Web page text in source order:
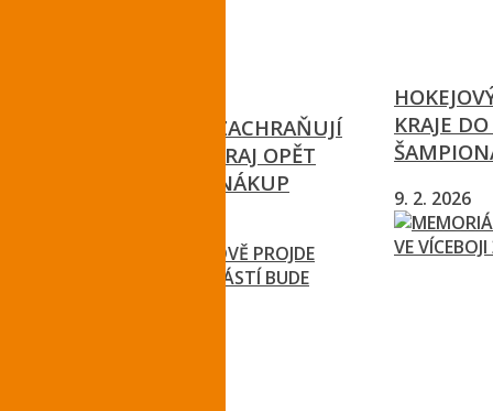
DEFIBRILÁTORY ZACHRAŇUJÍ
LIDSKÉ ŽIVOTY. KRAJ OPĚT
PODPOŘÍ JEJICH NÁKUP
KRAJE
9. 2. 2026